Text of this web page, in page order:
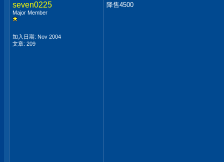
seven0225
Major Member
加入日期: Nov 2004
文章: 209
降售4500